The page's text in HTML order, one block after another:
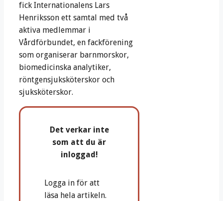
fick Internationalens Lars
Henriksson ett samtal med två
aktiva medlemmar i
Vårdförbundet, en fackförening
som organiserar barnmorskor,
biomedicinska analytiker,
röntgensjuksköterskor och
sjuksköterskor.
Det verkar inte
som att du är
inloggad!
Logga in för att
läsa hela artikeln.